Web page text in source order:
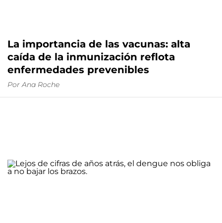
La importancia de las vacunas: alta
caída de la inmunización reflota
enfermedades prevenibles
Por Ana Roche